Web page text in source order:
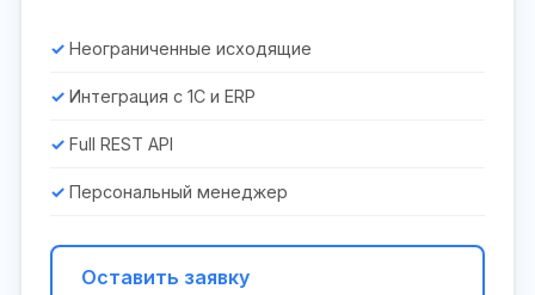
Неограниченные исходящие
Интеграция с 1С и ERP
Full REST API
Персональный менеджер
Оставить заявку